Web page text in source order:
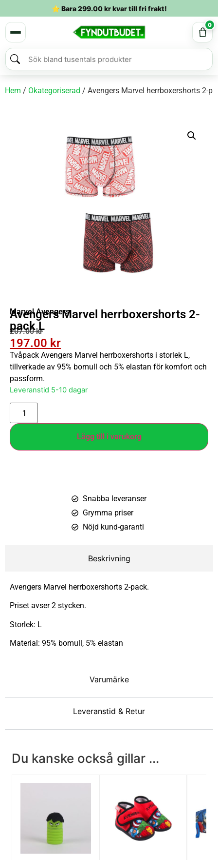
⭐ Bara299.00krkvar till fri frakt!
0
Hem / Okategoriserad / Avengers Marvel herrboxershorts 2-
Marvel Avengers
Avengers Marvel herrboxershorts 2-
pack L
207.00kr
197.00 kr
Tvåpack Avengers Marvel herrboxershorts i storlek L,
tillverkade av 95% bomull och 5% elastan för komfort och
passform.
Leveranstid 5-10 dagar
Lägg till i varukorg
Snabba leveranser
Grymma priser
Nöjd kund-garanti
Beskrivning
Varumärke
Leveranstid & Retur
Avengers Marvel herrboxershorts 2-pack.
Priset avser 2 stycken.
Storlek: L
Material: 95% bomull, 5% elastan
Du kanske också gillar ...